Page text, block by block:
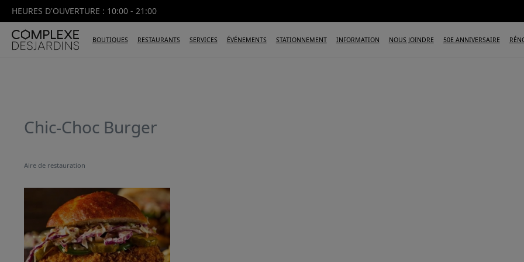
HEURES D'OUVERTURE : 10:00 - 21:00
BOUTIQUES RESTAURANTS SERVICES ÉVÉNEMENTS STATIONNEMENT INFORMATION NOUS JOINDRE 50E ANNIVERSAIRE
Chic-Choc Burger
Aire de restauration